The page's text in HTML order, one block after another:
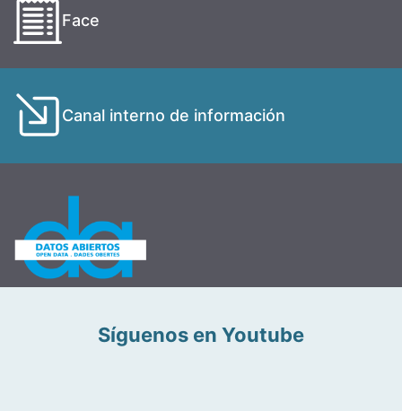
Face
Canal interno de información
Síguenos en Youtube